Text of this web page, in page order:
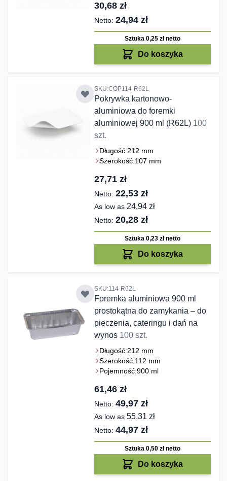
30,68 zł
24,94 zł
Sztuka 0,25 złnetto
Do koszyka
SKU:COP114-R62L
Pokrywka kartonowo-
aluminiowa do foremki
aluminiowej 900 ml (R62L) 100
szt.
Długość:212 mm
Szerokość:107 mm
27,71 zł
22,53 zł
As low as 24,94 zł
20,28 zł
Sztuka 0,23 złnetto
Do koszyka
SKU:114-R62L
Foremka aluminiowa 900 ml
prostokątna do zamykania – do
pieczenia, cateringu i dań na
wynos 100 szt.
Długość:212 mm
Szerokość:112 mm
Pojemność:900 ml
61,46 zł
49,97 zł
As low as 55,31 zł
44,97 zł
Sztuka 0,50 złnetto
Do koszyka